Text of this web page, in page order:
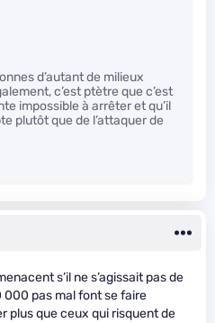
d’autant de milieux
c’est ptètre que c’est
impossible à arrêter et qu’il
plutôt que de l’attaquer de
s’il ne s’agissait pas de
000 pas mal font se faire
plus que ceux qui risquent de